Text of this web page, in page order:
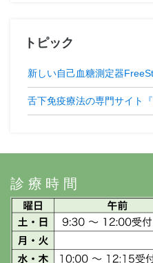
トピック
新しい自己血糖測定器
舌下免疫療法の専門サイト
診療時間